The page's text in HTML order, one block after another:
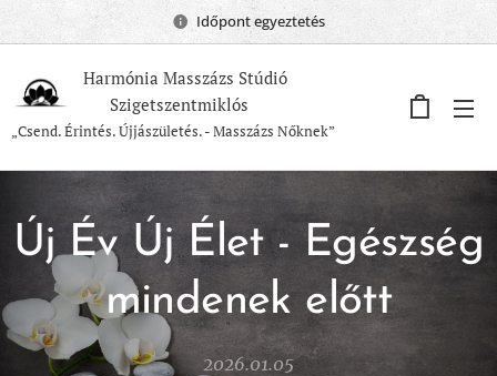
Időpont egyeztetés
Harmónia Masszázs Stúdió
Szigetszentmiklós
„Csend. Érintés. Újjászületés. - Masszázs Nőknek”
Új Év Új Élet - Egészség
mindenek előtt
2026.01.05